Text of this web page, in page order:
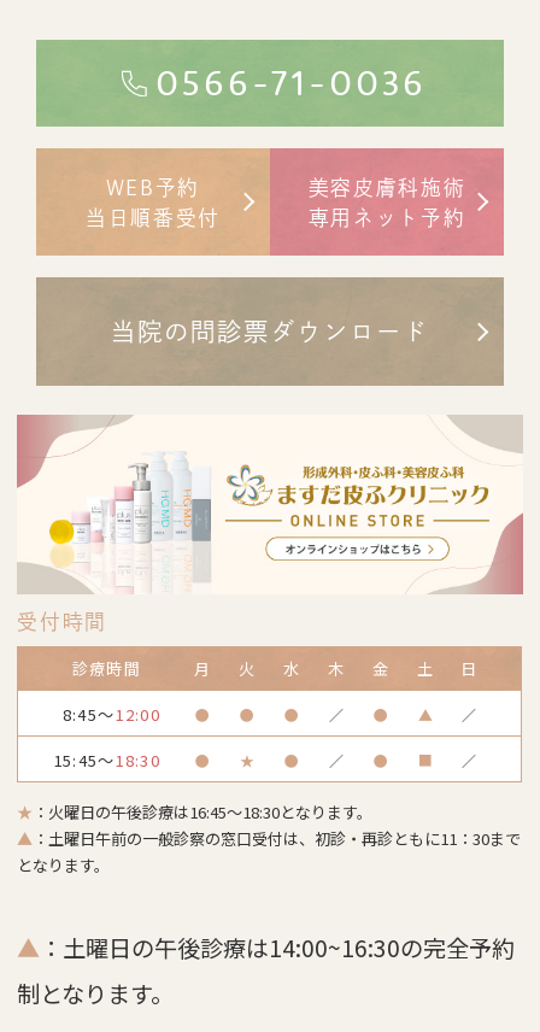
0566-71-0036
WEB予約
当日順番受付
美容皮膚科施術
専用ネット予約
当院の問診票ダウンロード
受付時間
診療時間 月 火 水 木 金 土
日
8:45～12:00 ● ● ● ／ ● ▲ ／
15:45～18:30 ● ★ ● ／ ● ■ ／
★ ：火曜日の午後診療は16:45～18:30となります。
▲ ：土曜日午前の一般診察の窓口受付は、初診・再診ともに11：30まで
となります。
▲ ：土曜日の午後診療は14:00~16:30の完全予約
制となります。